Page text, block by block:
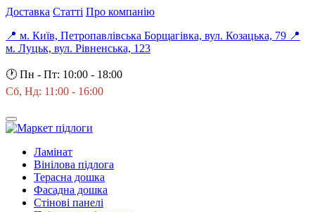
Доставка Статті Про компанію
📍 м. Київ, Петропавлівська Борщагівка, вул. Козацька, 79 📍
м. Луцьк, вул. Рівненська, 123
🕐 Пн - Пт: 10:00 - 18:00
Сб, Нд: 11:00 - 16:00
Ламінат
Вінілова підлога
Терасна дошка
Фасадна дошка
Стінові панелі